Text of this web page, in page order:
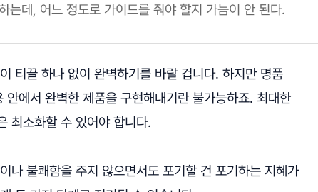
는데, 어느 정도로 가이드를 줘야 할지 가늠이 안 된다.
티끌 하나 없이 완벽하기를 바랄 겁니다. 하지만 명품
에서 완벽한 제품을 구현해내기란 불가능하죠. 최대한
최소화할 수 있어야 합니다.
나 불쾌함을 주지 않으면서도 포기할 건 포기하는 지혜가